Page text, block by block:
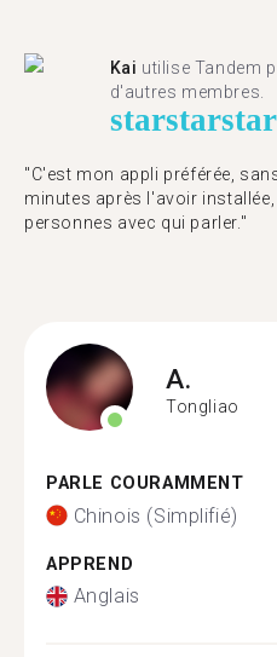
Kai utilise Tandem
d'autres membres.
starstarstar
"C'est mon appli préférée,
minutes après l'avoir
personnes avec qui parler."
A.
Tongliao
PARLE COURAMMENT
Chinois (Simplifié)
APPREND
Anglais